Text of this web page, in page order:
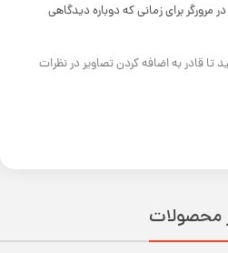
مرورگر برای زمانی که دوباره دیدگاهی
قادر به اضافه کردن تصاویر در نظرات
محصولات